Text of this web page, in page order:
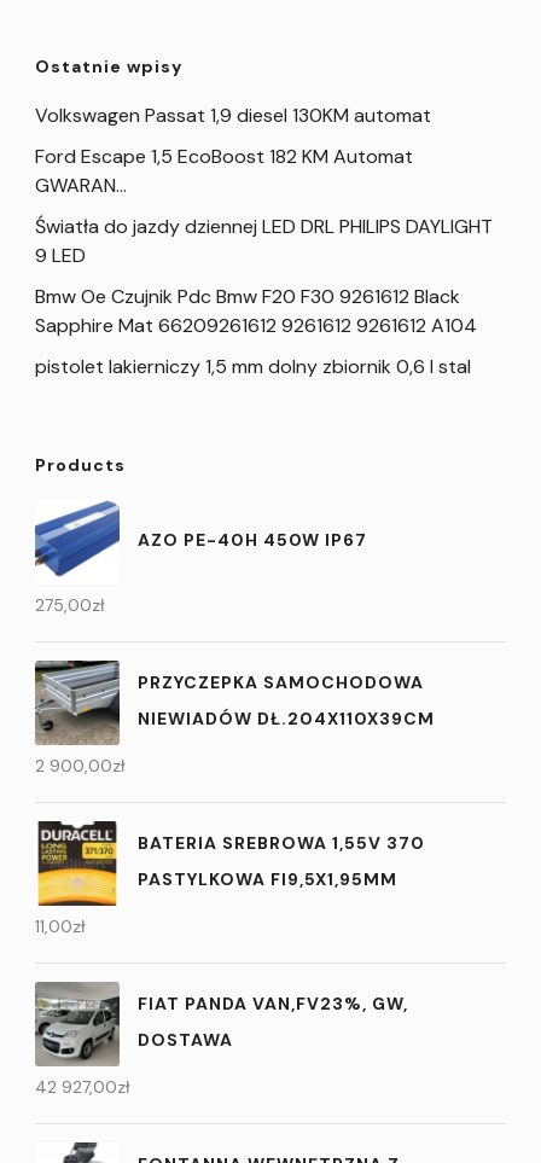
Ostatnie wpisy
Volkswagen Passat 1,9 diesel 130KM automat
Ford Escape 1,5 EcoBoost 182 KM Automat
GWARAN…
Światła do jazdy dziennej LED DRL PHILIPS DAYLIGHT
9 LED
Bmw Oe Czujnik Pdc Bmw F20 F30 9261612 Black
Sapphire Mat 66209261612 9261612 9261612 A104
pistolet lakierniczy 1,5 mm dolny zbiornik 0,6 l stal
Products
AZO PE-40H 450W IP67
275,00zł
PRZYCZEPKA SAMOCHODOWA
NIEWIADÓW DŁ.204X110X39CM
2 900,00zł
BATERIA SREBROWA 1,55V 370
PASTYLKOWA FI9,5X1,95MM
11,00zł
FIAT PANDA VAN,FV23%, GW,
DOSTAWA
42 927,00zł